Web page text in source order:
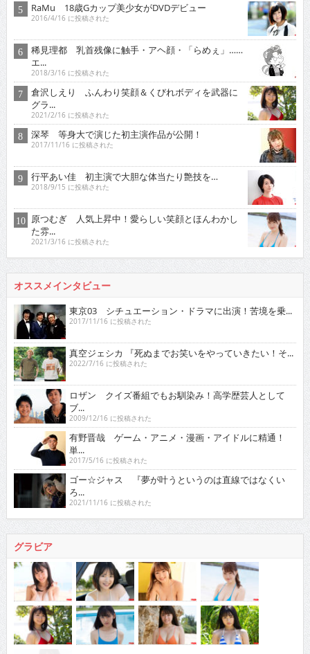
RaMu 18歳Gカップ美少女がDVDデビュー
2016/4/16 に投稿された
稀見理都 乳首残像に触手・アヘ顔・「らめぇ」……
エ...
2018/3/16 に投稿された
倉沢しえり ふんわり笑顔＆くびれボディを武器に
グラ...
2021/2/16 に投稿された
深琴 等身大で演じた初主演作品が公開！
2017/11/16 に投稿された
行平あい佳 初主演で大胆な体当たり艶技を…
2018/9/15 に投稿された
原つむぎ 人気上昇中！愛らしい笑顔とほんわかし
た雰...
2021/3/16 に投稿された
オススメインタビュー
東京03 シチュエーション・ドラマに出演！苦境を乗...
2017/11/16 に投稿された
真空ジェシカ 『死ぬまでお笑いをやっていきたい！そ...
2022/7/16 に投稿された
ロザン クイズ番組でもお馴染み！高学歴芸人として
ブ...
2009/12/16 に投稿された
有野晋哉 ゲーム・アニメ・漫画・アイドルに精通！
単...
2017/5/16 に投稿された
ゴー☆ジャス 『夢が叶うというのは直線ではなくい
ろ...
2021/11/16 に投稿された
グラビア